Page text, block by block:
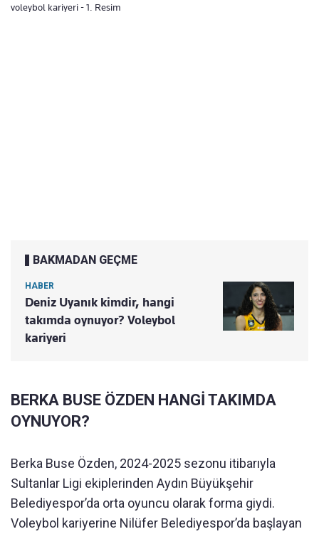
voleybol kariyeri - 1. Resim
BAKMADAN GEÇME
HABER
Deniz Uyanık kimdir, hangi
takımda oynuyor? Voleybol
kariyeri
BERKA BUSE ÖZDEN HANGİ TAKIMDA
OYNUYOR?
Berka Buse Özden, 2024-2025 sezonu itibarıyla
Sultanlar Ligi ekiplerinden Aydın Büyükşehir
Belediyespor’da orta oyuncu olarak forma giydi.
Voleybol kariyerine Nilüfer Belediyespor’da başlayan